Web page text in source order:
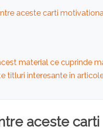
aceste carti
material ce cuprinde
titluri interesante în
aceste